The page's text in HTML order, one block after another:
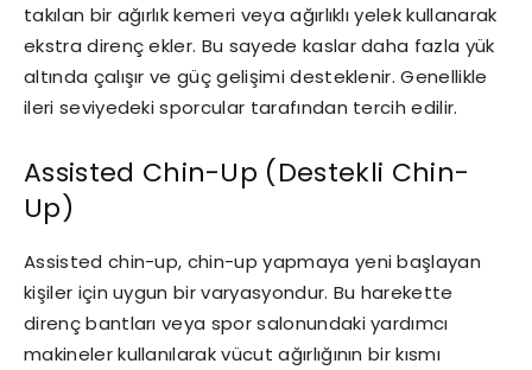
takılan bir ağırlık kemeri veya ağırlıklı yelek kullanarak
ekstra direnç ekler. Bu sayede kaslar daha fazla yük
altında çalışır ve güç gelişimi desteklenir. Genellikle
ileri seviyedeki sporcular tarafından tercih edilir.
Assisted Chin-Up (Destekli Chin-
Up)
Assisted chin-up, chin-up yapmaya yeni başlayan
kişiler için uygun bir varyasyondur. Bu harekette
direnç bantları veya spor salonundaki yardımcı
makineler kullanılarak vücut ağırlığının bir kısmı